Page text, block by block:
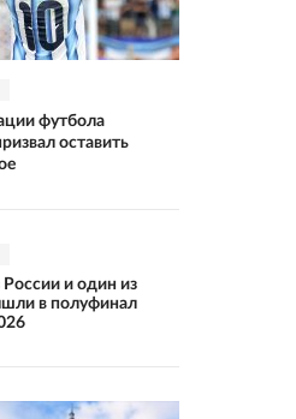
футбола
оставить
России и один из
в полуфинал